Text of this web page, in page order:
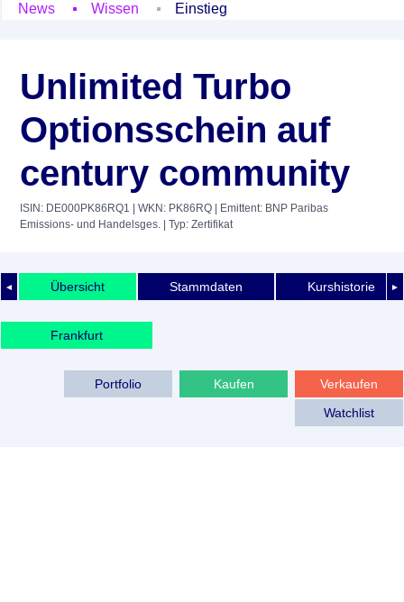
News
Wissen Einstieg
Unlimited Turbo
Optionsschein auf
century community
ISIN: DE000PK86RQ1 | WKN: PK86RQ | Emittent: BNP Paribas
Emissions- und Handelsges. | Typ: Zertifikat
◄ ►
Übersicht Stammdaten Kurshistorie
Frankfurt
Verkaufen
Kaufen
Portfolio
Watchlist